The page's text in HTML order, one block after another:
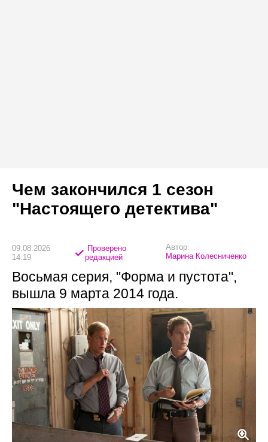
Чем закончился 1 сезон
"Настоящего детектива"
09.08.2026
14:19
Проверено
редакцией
Автор:
Марина Колесниченко
Восьмая серия, "Форма и пустота",
вышла 9 марта 2014 года.